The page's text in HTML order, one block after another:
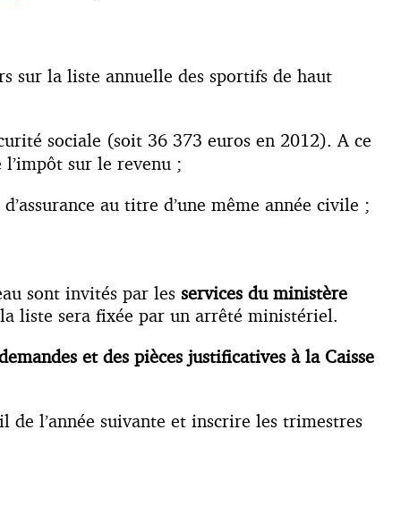
la liste annuelle des sportifs de haut
sociale (soit 36 373 euros en 2012). A ce
sur le revenu ;
au titre d’une même année civile ;
sont invités par les services du ministère
liste sera fixée par un arrêté ministériel.
et des pièces justificatives à la Caisse
l’année suivante et inscrire les trimestres